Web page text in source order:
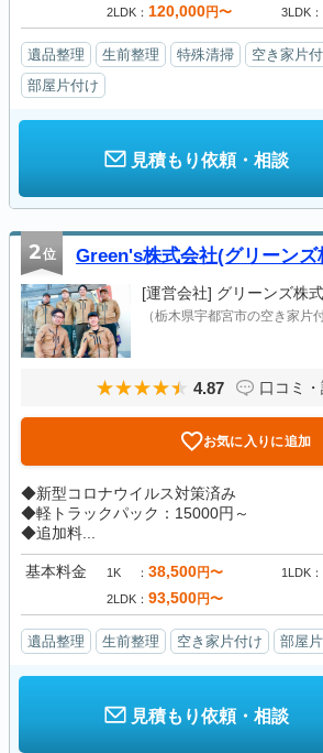
2LDK 120,000円〜 3LDK
遺品整理 生前整理 特殊清掃 空き家片
部屋片付け
見積もり依頼・相談
2位 Green's株式会社(グリーンズ
[運営会社] グリーンズ株
（栃木県宇都宮市の空き家片
4.87 口コミ・
お気に入りに追加
◆新型コロナウイルス対策済み
◆軽トラックパック：15000円～
◆追加料...
基本料金 1K 38,500円〜 1LDK
2LDK 93,500円〜
遺品整理 生前整理 空き家片付け 部屋
見積もり依頼・相談